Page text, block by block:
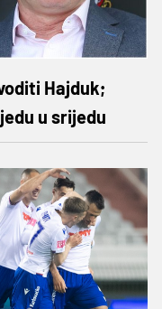
Hajduk;
u srijedu